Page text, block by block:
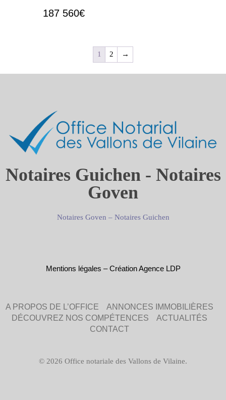
187 560€
1 2 →
Notaires Guichen - Notaires
Goven
A PROPOS DE L’OFFICE
ANNONCES IMMOBILIÈRES
DÉCOUVREZ NOS COMPÉTENCES
ACTUALITÉS
CONTACT
Notaires Goven – Notaires Guichen
© 2026 Office notariale des Vallons de Vilaine.
Mentions légales –Création Agence LDP